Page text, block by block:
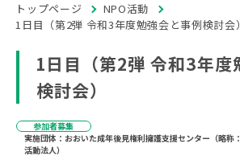
トップページ
NPO活動
1日目（第2弾 令和3年度勉強会と事例検討会）
1日目（第2弾 令和3年度
検討会）
参加者募集
実施団体：おおいた成年後見権利擁護支援センター（略称
活動法人）